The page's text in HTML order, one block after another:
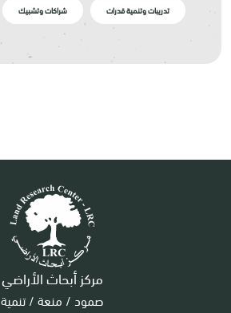
تدريبات وتنمية قدرات شراكات وتشبيك
مركز أبحاث الأراضي
صمود / منعة / تنمية